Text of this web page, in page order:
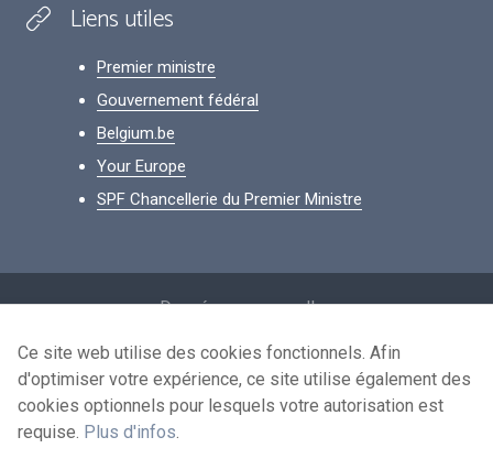
Liens utiles
Premier ministre
Gouvernement fédéral
Belgium.be
Your Europe
SPF Chancellerie du Premier Ministre
Données personnelles
Conditions de réutilisation
Contactez-nous
Ce site web utilise des cookies fonctionnels. Afin
d'optimiser votre expérience, ce site utilise également des
cookies optionnels pour lesquels votre autorisation est
requise. Plus d'infos.